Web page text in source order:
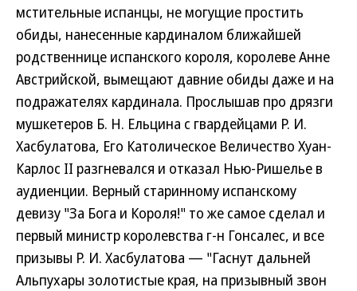
мстительные испанцы, не могущие простить
обиды, нанесенные кардиналом ближайшей
родственнице испанского короля, королеве Анне
Австрийской, вымещают давние обиды даже и на
подражателях кардинала. Прослышав про дрязги
мушкетеров Б. Н. Ельцина с гвардейцами Р. И.
Хасбулатова, Его Католическое Величество Хуан-
Карлос II разгневался и отказал Нью-Ришелье в
аудиенции. Верный старинному испанскому
девизу "За Бога и Короля!" то же самое сделал и
первый министр королевства г-н Гонсалес, и все
призывы Р. И. Хасбулатова — "Гаснут дальней
Альпухары золотистые края, на призывный звон